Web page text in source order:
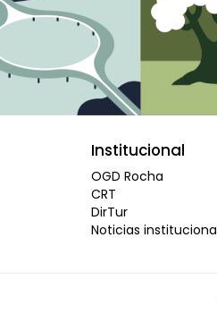
Institucional
OGD Rocha
CRT
DirTur
Noticias